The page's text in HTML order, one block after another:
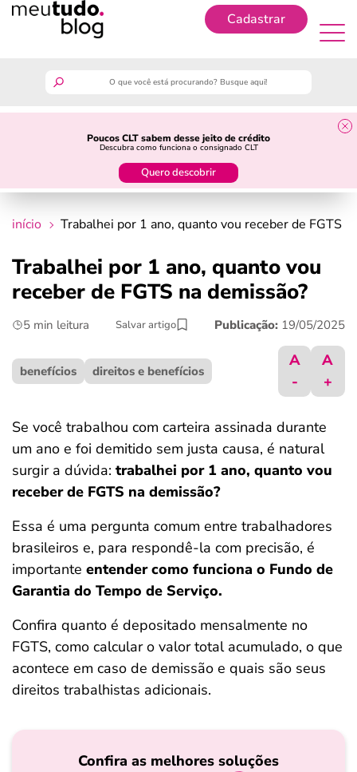
Cadastrar
Poucos CLT sabem desse jeito de crédito
Descubra como funciona o consignado CLT
Quero descobrir
guia do trabalhador
crédito fácil
últimas notícias
ferramentas
início Trabalhei por 1 ano, quanto vou receber de FGTS
Trabalhei por 1 ano, quanto vou
receber de FGTS na demissão?
5 min leitura Salvar artigo Publicação: 19/05/2025
benefícios direitos e benefícios
A
-
A
+
Se você trabalhou com carteira assinada durante
um ano e foi demitido sem justa causa, é natural
surgir a dúvida: trabalhei por 1 ano, quanto vou
receber de FGTS na demissão?
Essa é uma pergunta comum entre trabalhadores
brasileiros e, para respondê-la com precisão, é
importante entender como funciona o Fundo de
Garantia do Tempo de Serviço.
Confira quanto é depositado mensalmente no
FGTS, como calcular o valor total acumulado, o que
acontece em caso de demissão e quais são seus
direitos trabalhistas adicionais.
Confira as melhores soluções